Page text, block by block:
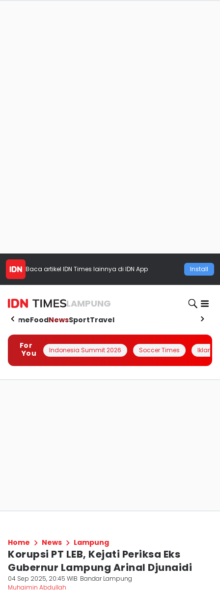
Baca artikel IDN Times lainnya di IDN App Install
LAMPUNG
HomeFoodNewsSportTravel
For
You
Indonesia Summit 2026 Soccer Times Iklanin
Home News Lampung
Korupsi PT LEB, Kejati Periksa Eks
Gubernur Lampung Arinal Djunaidi
04 Sep 2025, 20:45 WIB Bandar Lampung
Muhaimin Abdullah